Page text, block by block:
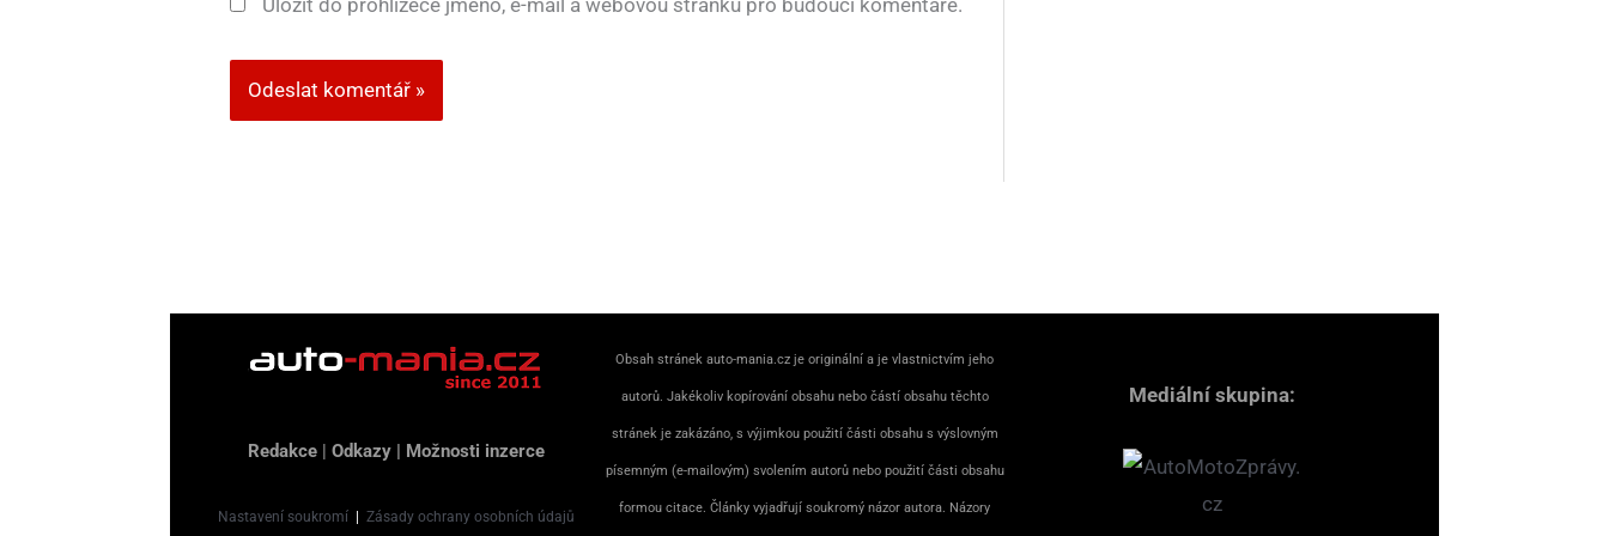
Uložit do prohlížeče jméno, e-mail a webovou stránku pro budoucí komentáře.
Redakce |Odkazy | Možnosti inzerce
Nastavení soukromí |Zásady ochrany osobních údajů
Obsah stránek auto-mania.cz je originální a je vlastnictvím jeho
autorů. Jakékoliv kopírování obsahu nebo částí obsahu těchto
stránek je zakázáno, s výjimkou použití části obsahu s výslovným
písemným (e-mailovým) svolením autorů nebo použití části obsahu
formou citace. Články vyjadřují soukromý názor autora. Názory
Mediální skupina: